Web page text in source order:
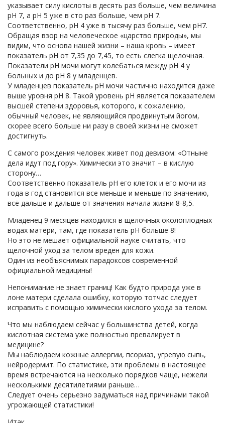
указывает силу кислоты в десять раз больше, чем величина
рН 7, а рН 5 уже в сто раз больше, чем рН 7.
Соответственно, рН 4 уже в тысячу раз больше, чем рН7.
Обращая взор на человеческое «царство природы», мы
видим, что основа нашей жизни – наша кровь – имеет
показатель рН от 7,35 до 7,45, то есть слегка щелочная.
Показатели рН мочи могут колебаться между рН 4 у
больных и до рН 8 у младенцев.
У младенцев показатель рН мочи частично находится даже
выше уровня рН 8. Такой уровень рН является показателем
высшей степени здоровья, которого, к сожалению,
обычный человек, не являющийся продвинутым йогом,
скорее всего больше ни разу в своей жизни не сможет
достигнуть.
С самого рождения человек живет под девизом: «Отныне
дела идут под гору». Химически это значит – в кислую
сторону…
Соответственно показатель рН его клеток и его мочи из
года в год становится все меньше и меньше по значению,
всё дальше и дальше от значения начала жизни 8-8,5.
Младенец 9 месяцев находился в щелочных околоплодных
водах матери, там, где показатель pH больше 8!
Но это не мешает официальной науке считать, что
щелочной уход за телом вреден для кожи.
Один из необъяснимых парадоксов современной
официальной медицины!
Непонимание не знает границ! Как будто природа уже в
лоне матери сделала ошибку, которую тотчас следует
исправить с помощью химически кислого ухода за телом.
Что мы наблюдаем сейчас у большинства детей, когда
кислотная система уже полностью превалирует в
медицине?
Мы наблюдаем кожные аллергии, псориаз, угревую сыпь,
нейродермит. По статистике, эти проблемы в настоящее
время встречаются на несколько порядков чаще, нежели
несколькими десятилетиями раньше…
Следует очень серьезно задуматься над причинами такой
угрожающей статистики!